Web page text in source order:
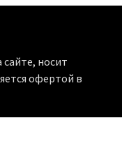
носит
офертой в